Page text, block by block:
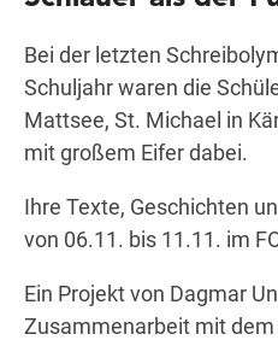
Bei der letzten
Schuljahr waren die
Mattsee, St. Michael in
mit großem Eifer dabei.
Ihre Texte, Geschichten
von 06.11. bis 11.11. im
Ein Projekt von Dagmar
Zusammenarbeit mit